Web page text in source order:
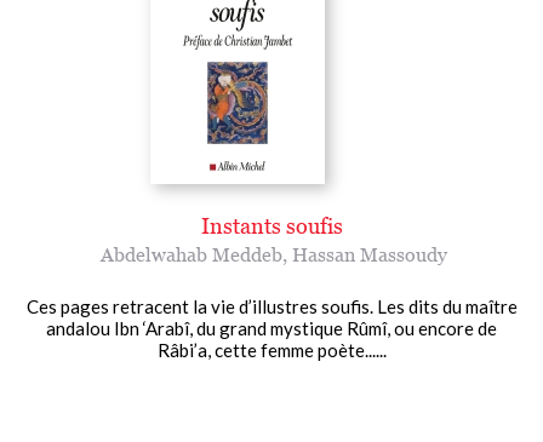
Instants soufis
Abdelwahab Meddeb, Hassan Massoudy
Ces pages retracent la vie d’illustres soufis. Les dits du maître
andalou Ibn ‘Arabî, du grand mystique Rûmî, ou encore de
Râbi’a, cette femme poète......